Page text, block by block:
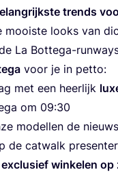
trends
mooi­ste looks van
La Bottega-
voor je in petto:
met een heer­lijk
om 09:30
model­len de
de cat­walk
exclu­sief win­ke­len op